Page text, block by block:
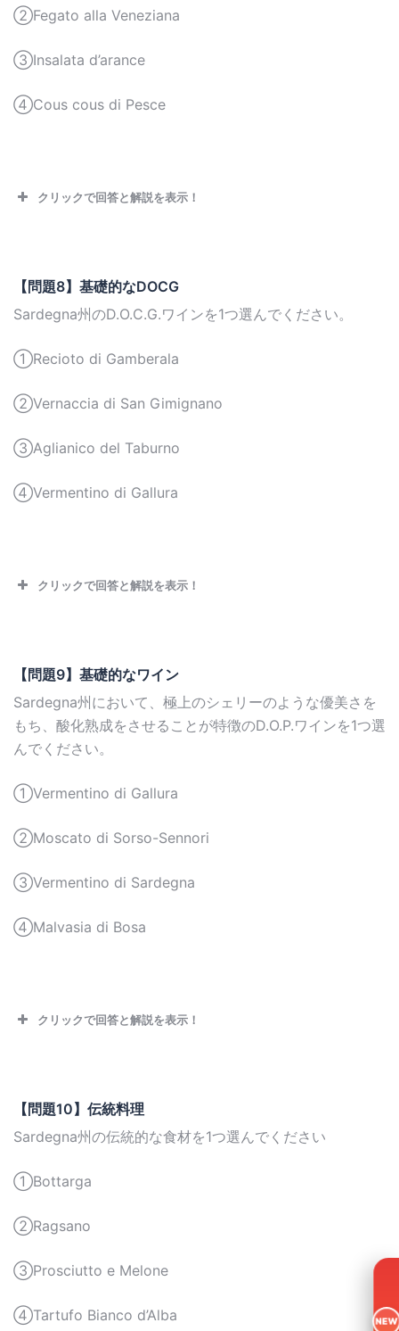
②Fegato alla Veneziana
③Insalata d’arance
④Cous cous di Pesce
クリックで回答と解説を表示！
【問題8】基礎的なDOCG
Sardegna州のD.O.C.G.ワインを1つ選んでください。
①Recioto di Gamberala
②Vernaccia di San Gimignano
③Aglianico del Taburno
④Vermentino di Gallura
クリックで回答と解説を表示！
【問題9】基礎的なワイン
Sardegna州において、極上のシェリーのような優美さを
もち、酸化熟成をさせることが特徴のD.O.P.ワインを1つ選
んでください。
①Vermentino di Gallura
②Moscato di Sorso-Sennori
③Vermentino di Sardegna
④Malvasia di Bosa
クリックで回答と解説を表示！
【問題10】伝統料理
Sardegna州の伝統的な食材を1つ選んでください
①Bottarga
②Ragsano
③Prosciutto e Melone
④Tartufo Bianco d’Alba NEW